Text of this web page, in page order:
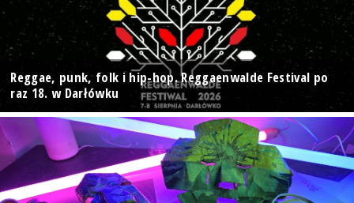
Reggae, punk, folk i hip-hop. Reggaenwalde Festival po
raz 18. w Darłówku